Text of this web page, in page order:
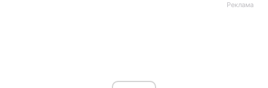
Реклама